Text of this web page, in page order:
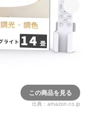
この商品を見る
出典： amazon.co.jp